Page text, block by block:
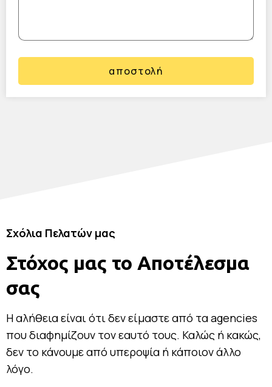
αποστολή
Σχόλια Πελατών μας
Στόχος μας το Αποτέλεσμα
σας
Η αλήθεια είναι ότι δεν είμαστε από τα agencies
που διαφημίζουν τον εαυτό τους. Καλώς ή κακώς,
δεν το κάνουμε από υπεροψία ή κάποιον άλλο
λόγο.